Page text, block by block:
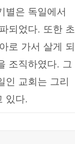
별은 독일에서
되었다. 또한 초
로 가서 살게 되
조직하였다. 그
인 교회는 그리
있다.